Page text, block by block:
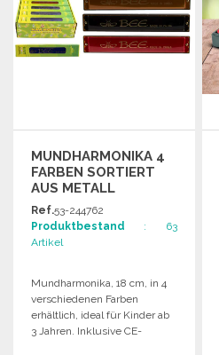
MUNDHARMONIKA 4
FARBEN SORTIERT
AUS METALL
Ref.53-244762
Produktbestand : 63
Artikel
Mundharmonika, 18 cm, in 4
verschiedenen Farben
erhältlich, ideal für Kinder ab
3 Jahren. Inklusive CE-